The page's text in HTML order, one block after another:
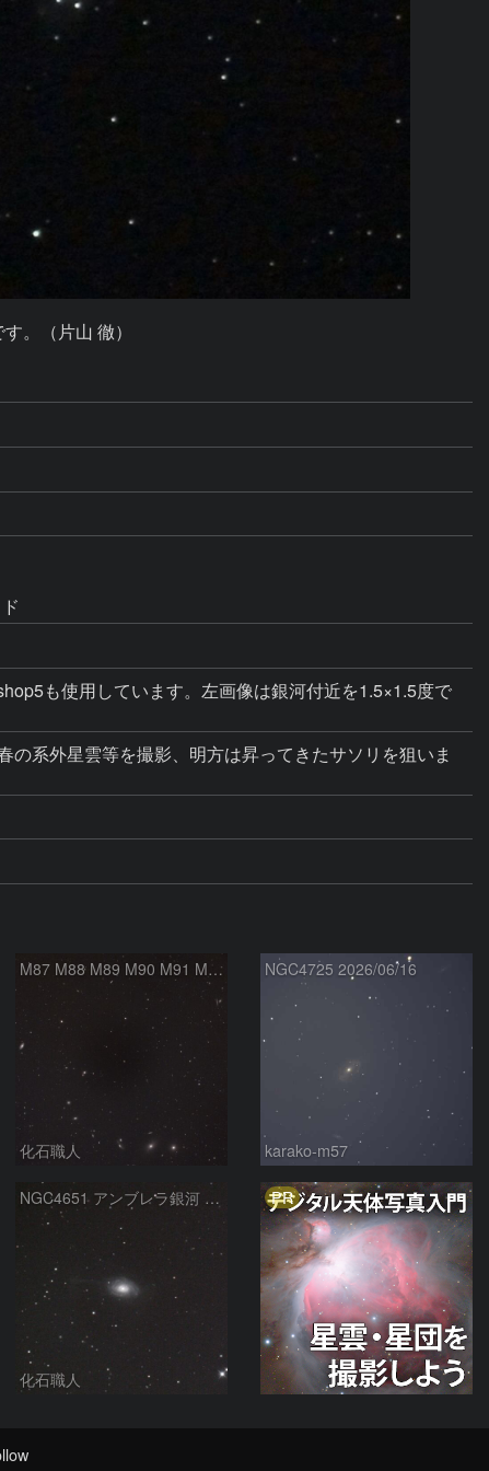
。（片山 徹）
も使用しています。左画像は銀河付近を1.5×1.5度で
系外星雲等を撮影、明方は昇ってきたサソリを狙いま
M87 M88 M89 M90 M91 M100 マルカリアンの銀河鎖 おとめ座 かみのけ座
化石職人
NGC4725 2026/06/16
karako-m57
NGC4651 アンブレラ銀河 かみのけ座
化石職人
PR